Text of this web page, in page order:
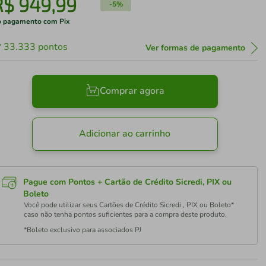
-5%
pagamento com Pix
33.333 pontos Ver formas de pagamento
Comprar agora
Adicionar ao carrinho
Pague com Pontos + Cartão de Crédito Sicredi, PIX ou
Boleto
Você pode utilizar seus Cartões de Crédito Sicredi , PIX ou Boleto*
caso não tenha pontos suficientes para a compra deste produto.
*Boleto exclusivo para associados PJ